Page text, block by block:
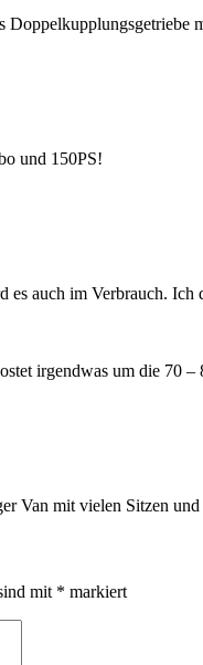
und 150PS!
auch im Verbrauch.
irgendwas um die 70
Van mit vielen Sitzen
mit * markiert